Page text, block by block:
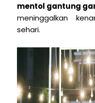
mentol gantung
meninggalkan
sehari.